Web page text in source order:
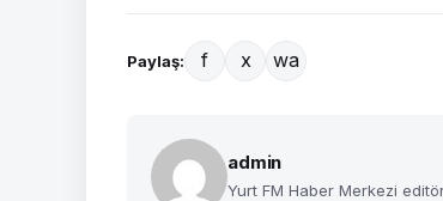
Paylaş: f x wa
admin
Yurt FM Haber Merkezi